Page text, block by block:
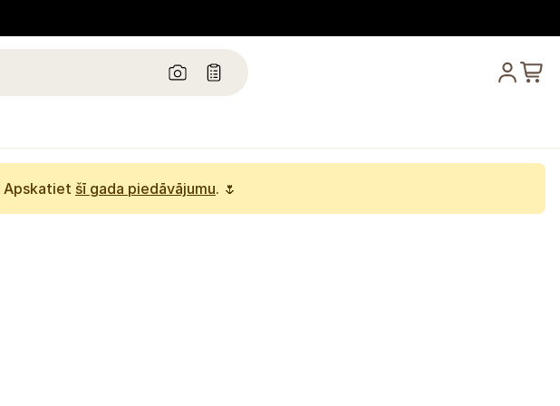
Apskatiet šī gada piedāvājumu. 🌷